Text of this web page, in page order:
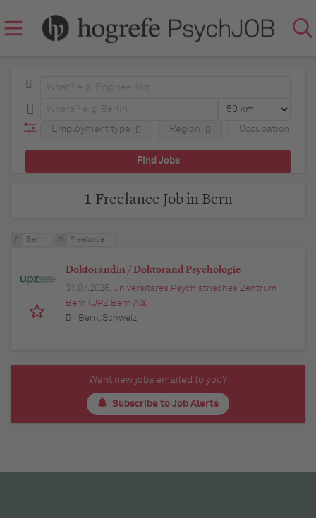
Occupational
Employment type Region
1 Freelance Job in Bern
Bern Freelance
Doktorandin / Doktorand Psychologie
31.07.2026, Universitäres Psychiatrisches Zentrum
Bern (UPZ Bern AG)
Bern, Schweiz
Want new jobs emailed to you?
Subscribe to Job Alerts